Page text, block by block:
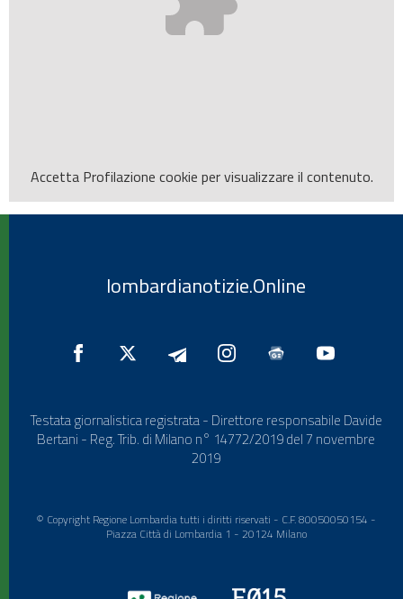
Accetta Profilazione cookie per visualizzare il contenuto.
lombardianotizie.Online
Testata giornalistica registrata - Direttore responsabile Davide
Bertani - Reg. Trib. di Milano n° 14772/2019 del 7 novembre
2019
© Copyright Regione Lombardia tutti i diritti riservati - C.F. 80050050154 -
Piazza Città di Lombardia 1 - 20124 Milano